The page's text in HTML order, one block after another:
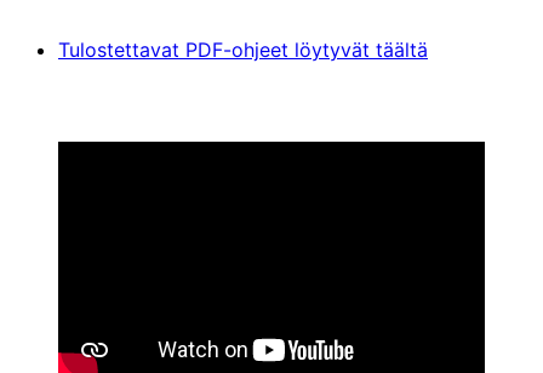
Tulostettavat PDF-ohjeet löytyvät täältä